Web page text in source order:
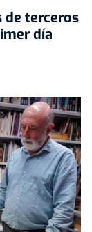
de terceros
día